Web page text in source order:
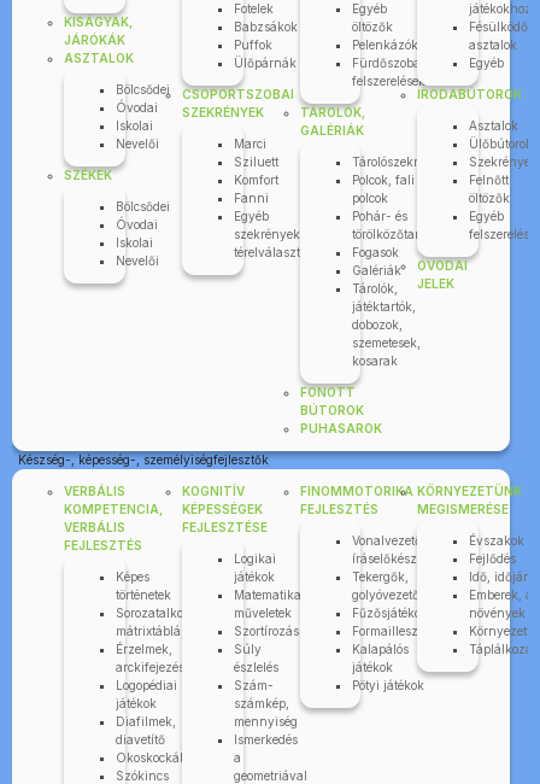
KISÁGYAK,
JÁRÓKÁK
ASZTALOK
Bölcsődei
Óvodai
Iskolai
Nevelői
SZÉKEK
Bölcsődei
Óvodai
Iskolai
Nevelői
Fotelek
Babzsákok
Puffok
Ülőpárnák
CSOPORTSZOBAI
SZEKRÉNYEK
Marci
Sziluett
Komfort
Fanni
Egyéb
szekrények,
térelválasztók
Egyéb
öltözők
Pelenkázók
Fürdőszobai
felszerelések
TÁROLÓK,
GALÉRIÁK
Tárolószekrények
Polcok, fali
polcok
Pohár- és
törölközőtartók
Fogasok
Galériák
Tárolók,
játéktartók,
dobozok,
szemetesek,
kosarak
FONOTT
BÚTOROK
PUHASAROK
játékokhoz
Fésülködő
asztalok
Egyéb
IRODABÚTOROK
Asztalok
Ülőbútorok
Szekrények
Felnőtt
öltözők
Egyéb
ÓVODAI
JELEK
Készség-, képesség-, személyiségfejlesztők
VERBÁLIS
KOMPETENCIA,
VERBÁLIS
FEJLESZTÉS
Képes
történetek
Sorozatalkotás,
mátrixtáblák
Érzelmek,
arckifejezések
Logopédiai
játékok
Diafilmek,
diavetítő
Okoskockák
Szókincs
KOGNITÍV
KÉPESSÉGEK
FEJLESZTÉSE
Logikai
játékok
Matematikai
műveletek
Szortírozás
Súly
észlelés
Szám-
számkép,
mennyiség
Ismerkedés
a
geometriával
FINOMMOTORIKA
FEJLESZTÉS
Vonalvezetők,
íráselőkészítők
Tekergők,
golyóvezetők
Fűzősjátékok
Formaillesztők
Kalapálós
játékok
Pötyi játékok
KÖRNYEZETÜNK
MEGISMERÉSE
Évszakok
Fejlődés
Idő,
Emberek,
növények
Táplálkozás